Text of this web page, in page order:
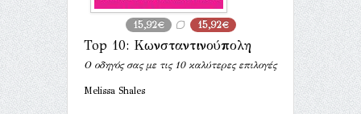
15,92€ 15,92€
Top 10: Κωνσταντινούπολη
Ο οδηγός σας με τις 10 καλύτερες επιλογές
Melissa Shales